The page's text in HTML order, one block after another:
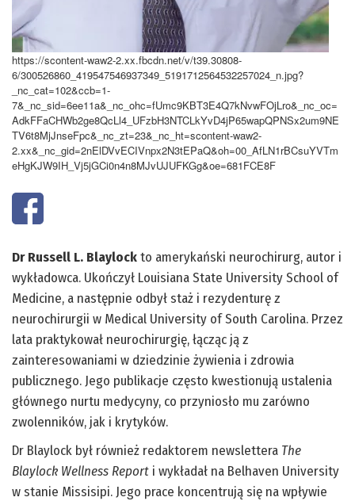
https://scontent-waw2-2.xx.fbcdn.net/v/t39.30808-
6/300526860_419547546937349_5191712564532257024_n.jpg?
_nc_cat=102&ccb=1-
7&_nc_sid=6ee11a&_nc_ohc=fUmc9KBT3E4Q7kNvwFOjLro&_nc_oc=
AdkFFaCHWb2ge8QcLl4_UFzbH3NTCLkYvD4jP65wapQPNSx2um9NE
TV6t8MjJnseFpc&_nc_zt=23&_nc_ht=scontent-waw2-
2.xx&_nc_gid=2nElDVvECIVnpx2N3tEPaQ&oh=00_AfLN1rBCsuYVTm
eHgKJW9IH_Vj5jGCi0n4n8MJvUJUFKGg&oe=681FCE8F
Dr Russell L. Blaylockto amerykański neurochirurg, autor i
wykładowca. Ukończył Louisiana State University School of
Medicine, a następnie odbył staż i rezydenturę z
neurochirurgii w Medical University of South Carolina. Przez
lata praktykował neurochirurgię, łącząc ją z
zainteresowaniami w dziedzinie żywienia i zdrowia
publicznego. Jego publikacje często kwestionują ustalenia
głównego nurtu medycyny, co przyniosło mu zarówno
zwolenników, jak i krytyków.
Dr Blaylock był również redaktorem newslettera The
Blaylock Wellness Report i wykładał na Belhaven University
w stanie Missisipi. Jego prace koncentrują się na wpływie